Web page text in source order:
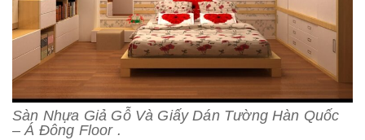
Sàn Nhựa Giả Gỗ Và Giấy Dán Tường Hàn Quốc
– Á Đông Floor .